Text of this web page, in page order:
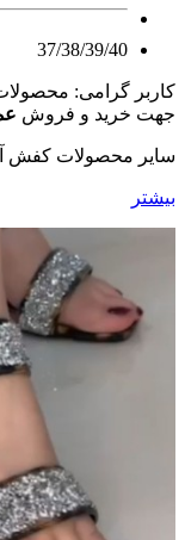
37/38/39/40
کاربر گرامی:
جهت خرید و فروش
سایر محصولات کفش
بیشتر